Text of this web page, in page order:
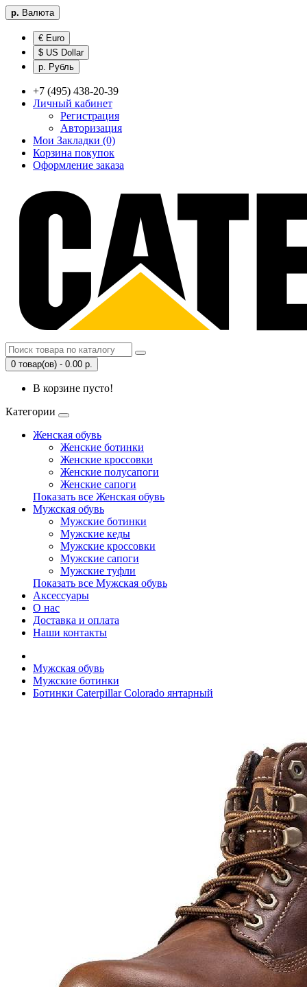
р. Валюта
€ Euro
$ US Dollar
р. Рубль
+7 (495) 438-20-39
Личный кабинет
Регистрация
Авторизация
Мои Закладки (0)
Корзина покупок
Оформление заказа
0 товар(ов) - 0.00 р.
В корзине пусто!
Категории
Женская обувь
Женские ботинки
Женские кроссовки
Женские полусапоги
Женские сапоги
Показать все Женская обувь
Мужская обувь
Мужские ботинки
Мужские кеды
Мужские кроссовки
Мужские сапоги
Мужские туфли
Показать все Мужская обувь
Аксессуары
О нас
Доставка и оплата
Наши контакты
Мужская обувь
Мужские ботинки
Ботинки Caterpillar Colorado янтарный